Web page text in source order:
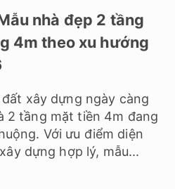
nhà đẹp 2 tầng
4m theo xu hướng
xây dựng ngày càng
2 tầng mặt tiền 4m đang
Với ưu điểm diện
dựng hợp lý, mẫu...